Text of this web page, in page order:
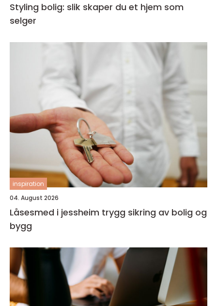
Styling bolig: slik skaper du et hjem som
selger
inspiration
04. August 2026
Låsesmed i jessheim trygg sikring av bolig og
bygg